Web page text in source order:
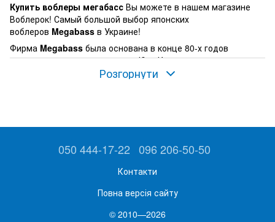
Купить воблеры мегабасс Вы можете в нашем магазине
Воблерок! Самый большой выбор японских
воблеров Megabass в Украине!
Фирма Megabass была основана в конце 80-х годов
молодым человеком по имени Юки Ито, на момент
основания фирмы ему было всего 20 лет. С тех пор фирма
Розгорнути
050 444-17-22 096 206-50-50
Контакти
Повна версія сайту
© 2010—2026